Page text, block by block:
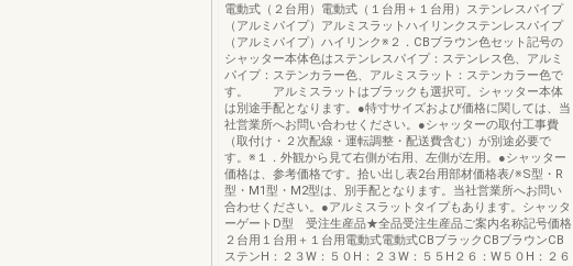
電動式（２台用）電動式（１台用＋１台用）ステンレスパイプ
（アルミパイプ）アルミスラットハイリンクステンレスパイプ
（アルミパイプ）ハイリンク※２．CBブラウン色セット記号の
シャッター本体色はステンレスパイプ：ステンレス色、アルミ
パイプ：ステンカラー色、アルミスラット：ステンカラー色で
す。 アルミスラットはブラックも選択可。シャッター本体
は別途手配となります。●特寸サイズおよび価格に関しては、当
社営業所へお問い合わせください。●シャッターの取付工事費
（取付け・２次配線・運転調整・配送費含む）が別途必要で
す。※１．外観から見て右側が右用、左側が左用。●シャッター
価格は、参考価格です。拾い出し表2台用部材価格表/※S型・R
型・M1型・M2型は、別手配となります。当社営業所へお問い
合わせください。●アルミスラットタイプもあります。シャッタ
ーゲートD型 受注生産品★全品受注生産品ご案内名称記号価格
２台用１台用＋１台用電動式電動式CBブラックCBブラウンCB
ステンH：２３W：５０H：２３W：５５H２６：W５０H：２６